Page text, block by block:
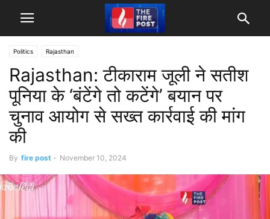
Politics Rajasthan
Rajasthan: टीकाराम जूली ने सतीश
पूनिया के ‘बंटेंगे तो कटेंगे’ बयान पर
चुनाव आयोग से सख्त कार्रवाई की मांग
की
By fire post - November 10, 2024